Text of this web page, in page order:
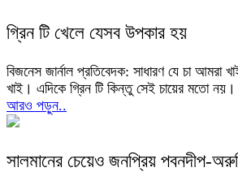
গ্রিন টি খেলে যেসব উপকার হয়
বিজনেস জার্নাল প্রতিবেদক: সাধারণ যে চা আমরা
খাই। এদিকে গ্রিন টি কিন্তু সেই চায়ের মতো নয়।
আরও পড়ুন..
সালমানের চেয়েও জনপ্রিয় পবনদীপ-